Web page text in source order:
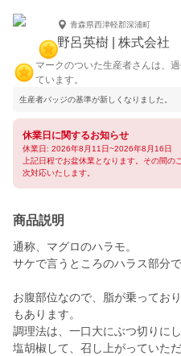
青森県西津軽郡深浦町
野呂英樹 | 株式会社
マークのついた生産者さんは、
ています。
生産者バッジの基準が新しくなりました。
休業日に関するお知らせ
休業日: 2026年8月11日~2026年8月16日
上記日程でお盆休業となります。その間
次対応いたします。
商品説明
通称、マグロのハラモ。
サケで言うところのハラス部分で
お腹部位なので、脂が乗ってお
もあります。
調理法は、一口大にぶつ切りに
塩胡椒して、召し上がっていた